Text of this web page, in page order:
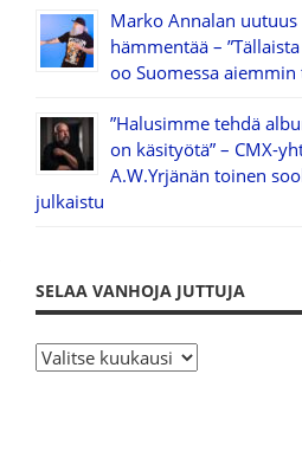
Marko Annalan uutuus
hämmentää –
oo Suomessa aiemmin
”Halusimme tehdä
on käsityötä” – CMX-
A.W.Yrjänän toinen
julkaistu
SELAA VANHOJA JUTTUJA
S